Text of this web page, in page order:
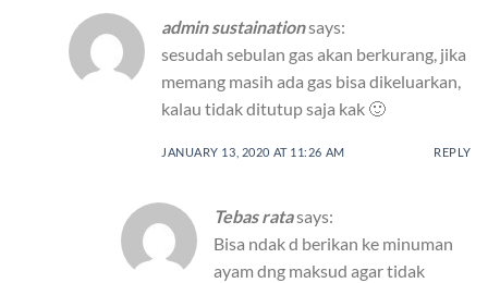
admin sustainationsays:
sesudah sebulan gas akan berkurang, jika
memang masih ada gas bisa dikeluarkan,
kalau tidak ditutup saja kak 🙂
JANUARY 13, 2020 AT 11:26 AM REPLY
Tebas ratasays:
Bisa ndak d berikan ke minuman
ayam dng maksud agar tidak